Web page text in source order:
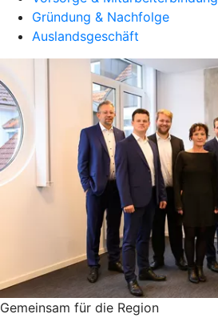
Gründung & Nachfolge
Auslandsgeschäft
Gemeinsam für die Region